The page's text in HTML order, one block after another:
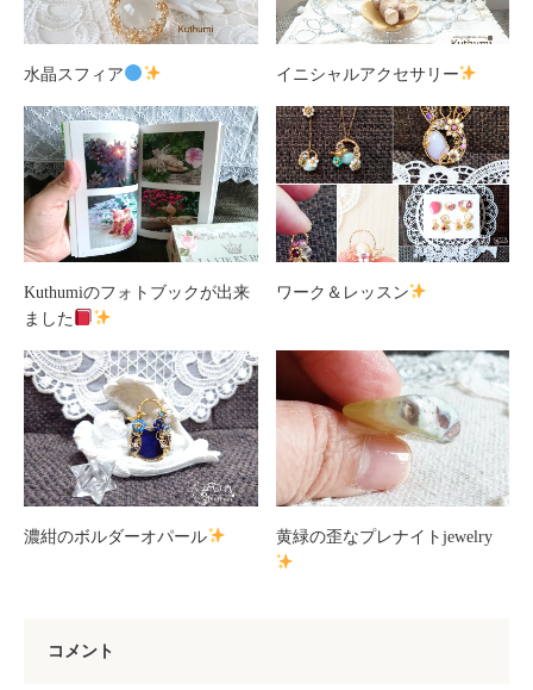
水晶スフィア イニシャルアクセサリー
Kuthumiのフォトブックが出来
ました
ワーク＆レッスン
濃紺のボルダーオパール 黄緑の歪なプレナイトjewelry
コメント